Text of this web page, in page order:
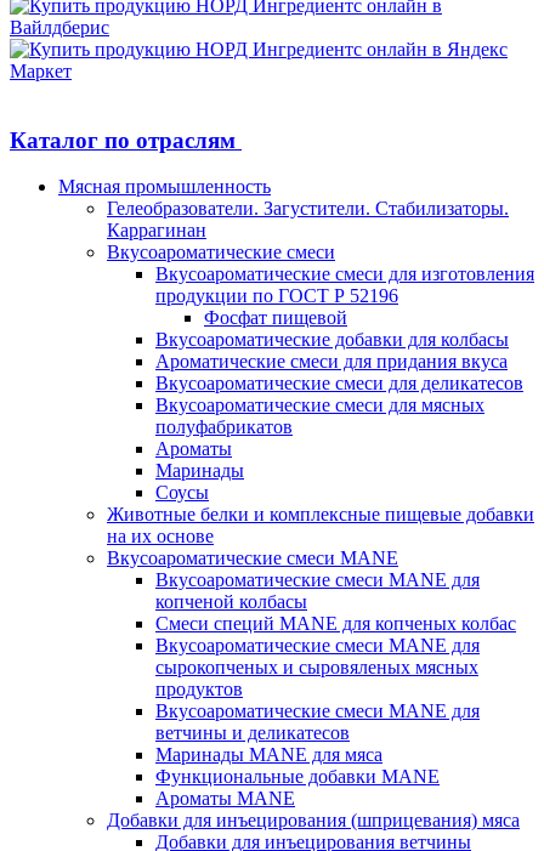
Каталог по отраслям
Мясная промышленность
Гелеобразователи. Загустители. Стабилизаторы.
Каррагинан
Вкусоароматические смеси
Вкусоароматические смеси для изготовления
продукции по ГОСТ Р 52196
Фосфат пищевой
Вкусоароматические добавки для колбасы
Ароматические смеси для придания вкуса
Вкусоароматические смеси для деликатесов
Вкусоароматические смеси для мясных
полуфабрикатов
Ароматы
Маринады
Соусы
Животные белки и комплексные пищевые добавки
на их основе
Вкусоароматические смеси MANE
Вкусоароматические смеси MANE для
копченой колбасы
Смеси специй MANE для копченых колбас
Вкусоароматические смеси MANE для
сырокопченых и сыровяленых мясных
продуктов
Вкусоароматические смеси MANE для
ветчины и деликатесов
Маринады MANE для мяса
Функциональные добавки MANE
Ароматы MANE
Добавки для инъецирования (шприцевания) мяса
Добавки для инъецирования ветчины